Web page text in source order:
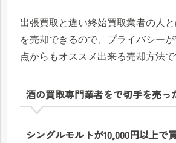
出張買取と違い終始買取業者の人
を売却できるので、プライバシー
点からもオススメ出来る売却方法で
酒の買取専門業者をで切手を売っ
シングルモルトが10,000円以上で